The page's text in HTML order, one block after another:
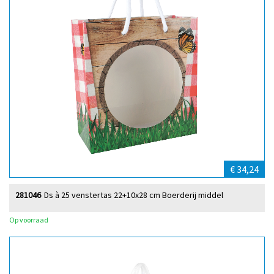
€ 34,24
Ds à 25 venstertas 22+10x28 cm Boerderij middel
281046
Op voorraad